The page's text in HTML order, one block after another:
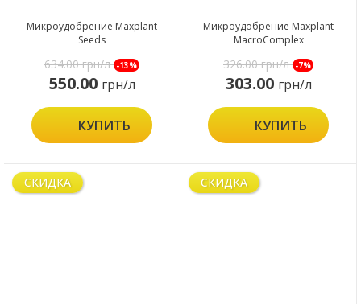
Микроудобрение Maxplant
Seeds
634.00грн/л -13%
550.00 грн/л
КУПИТЬ
Микроудобрение Maxplant
MacroComplex
326.00грн/л -7%
303.00 грн/л
КУПИТЬ
СКИДКА СКИДКА